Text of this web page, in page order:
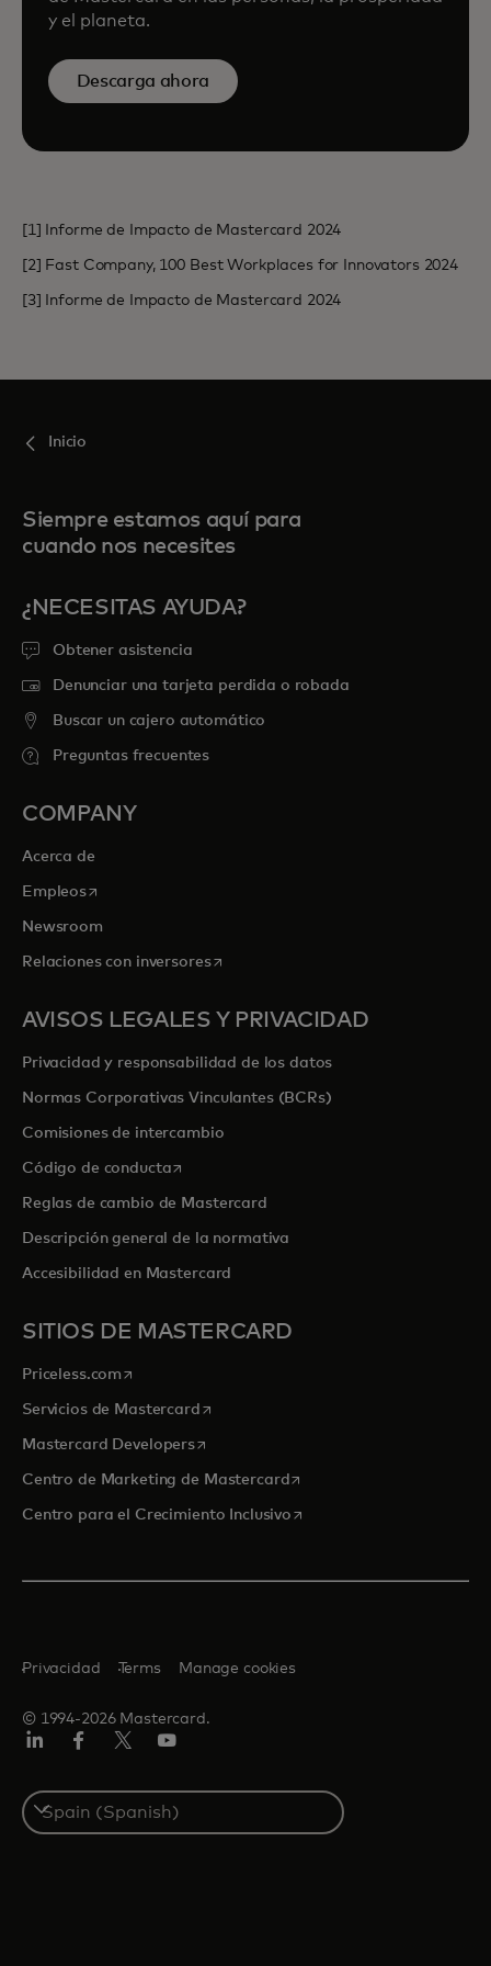
y el planeta.
Descarga ahora
[1] Informe de Impacto de Mastercard 2024
[2] Fast Company, 100 Best Workplaces for Innovators 2024
[3] Informe de Impacto de Mastercard 2024
Inicio
Siempre estamos aquí para
cuando nos necesites
¿NECESITAS AYUDA?
Obtener asistencia
Denunciar una tarjeta perdida o robada
Buscar un cajero automático
Preguntas frecuentes
COMPANY
Acerca de
Empleosse abre en una pestaña nueva
Newsroom
Relaciones con inversoresse abre en una pestaña nueva
AVISOS LEGALES Y PRIVACIDAD
Privacidad y responsabilidad de los datos
Normas Corporativas Vinculantes (BCRs)
Comisiones de intercambio
Código de conductase abre en una pestaña nueva
Reglas de cambio de Mastercard
Descripción general de la normativa
Accesibilidad en Mastercard
SITIOS DE MASTERCARD
Priceless.com se abre en una pestaña nueva
Servicios de Mastercardse abre en una pestaña nueva
Mastercard Developersse abre en una pestaña nueva
Centro de Marketing de Mastercardse abre en una pestaña
Centro para el Crecimiento Inclusivose abre en una pestaña
© 1994-2026 Mastercard.
Privacidad Terms Manage cookies
Select
a
country